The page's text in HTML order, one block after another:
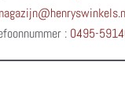
: 0495-